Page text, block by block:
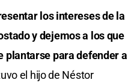
los intereses de la
y dejemos a los que
plantarse para defender a
el hijo de Néstor